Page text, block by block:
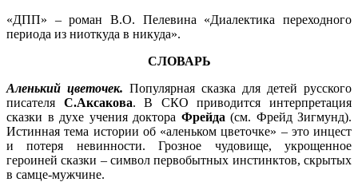
«ДПП» – роман В.О. Пелевина «Диалектика переходного
периода из ниоткуда в никуда».
СЛОВАРЬ
Аленький цветочек. Популярная сказка для детей русского
писателя С.Аксакова. В СКО приводится интерпретация
сказки в духе учения доктора Фрейда (см. Фрейд Зигмунд).
Истинная тема истории об «аленьком цветочке» – это инцест
и потеря невинности. Грозное чудовище, укрощенное
героиней сказки – символ первобытных инстинктов, скрытых
в самце-мужчине.